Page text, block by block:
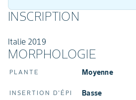
INSCRIPTION
Italie 2019
MORPHOLOGIE
PLANTE Moyenne
INSERTION D'ÉPI Basse